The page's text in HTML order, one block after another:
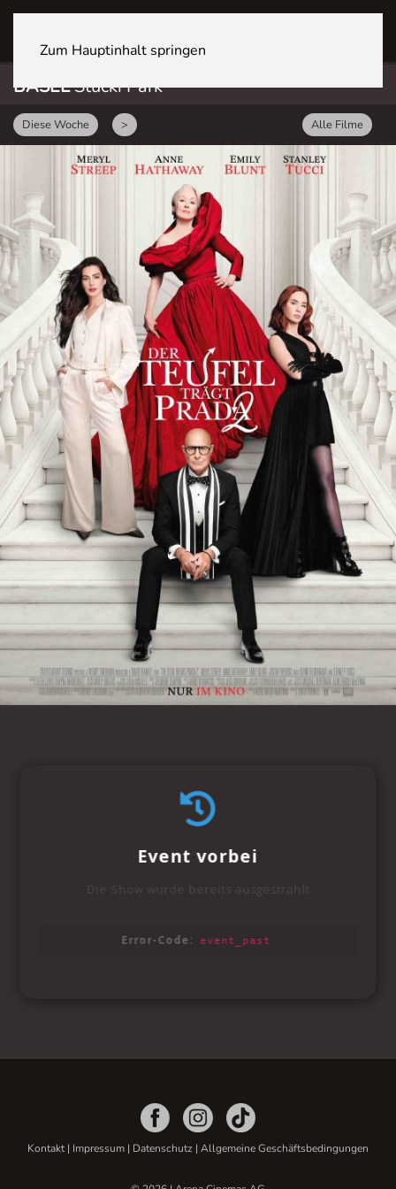
Zum Hauptinhalt springen
BASELStücki Park
Diese Woche > Alle Filme
Kontakt| Impressum | Datenschutz | Allgemeine Geschäftsbedingungen